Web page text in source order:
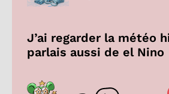
J’ai regarder la météo
parlais aussi de el Nino